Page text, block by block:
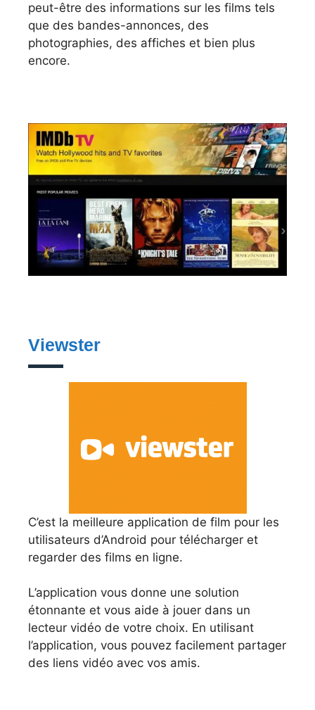
peut-être des informations sur les films tels
que des bandes-annonces, des
photographies, des affiches et bien plus
encore.
Viewster
C’est la meilleure application de film pour les
utilisateurs d’Android pour télécharger et
regarder des films en ligne.
L’application vous donne une solution
étonnante et vous aide à jouer dans un
lecteur vidéo de votre choix. En utilisant
l’application, vous pouvez facilement partager
des liens vidéo avec vos amis.